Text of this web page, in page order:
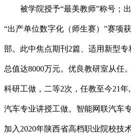
被学院授予“最美教师”称号；出
“出产单位数字化（师生赛）”赛项
部。此中焦点期刊2篇、适用新型
总值达8000万元。优良教研室从任
科研工做，二等2次，任教至今21
汽车专业讲授工做。智能网联汽车
加入2020年陕西省高档职业院校技